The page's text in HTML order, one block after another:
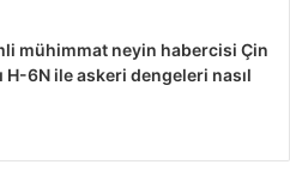
mühimmat neyin habercisi Çin
H-6N ile askeri dengeleri nasıl